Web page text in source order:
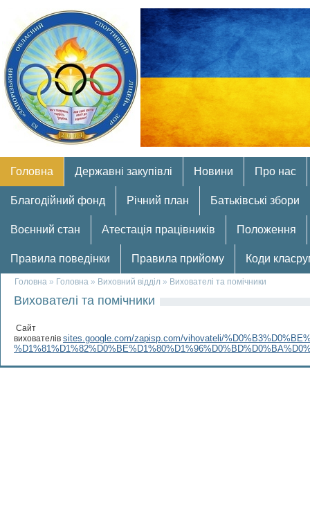
Головна Державні закупівлі Новини Про нас
Благодійний фонд Річний план Батьківські збори
Воєнний стан Атестація працівників Положення
Правила поведінки Правила прийому Коди
Головна » Головна » Виховний відділ » Вихователі та помічники
Вихователі та помічники
Сайт
вихователів sites.google.com/zapisp.com/vihovateli/